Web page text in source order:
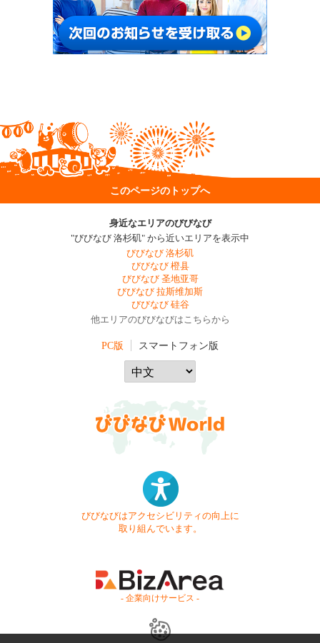
このページのトップへ
身近なエリアのびびなび
"びびなび 洛杉矶" から近いエリアを表示中
びびなび 洛杉矶
びびなび 橙县
びびなび 圣地亚哥
びびなび 拉斯维加斯
びびなび 硅谷
他エリアのびびなびはこちらから
PC版 スマートフォン版
びびなびはアクセシビリティの向上に
取り組んでいます。
- 企業向けサービス -